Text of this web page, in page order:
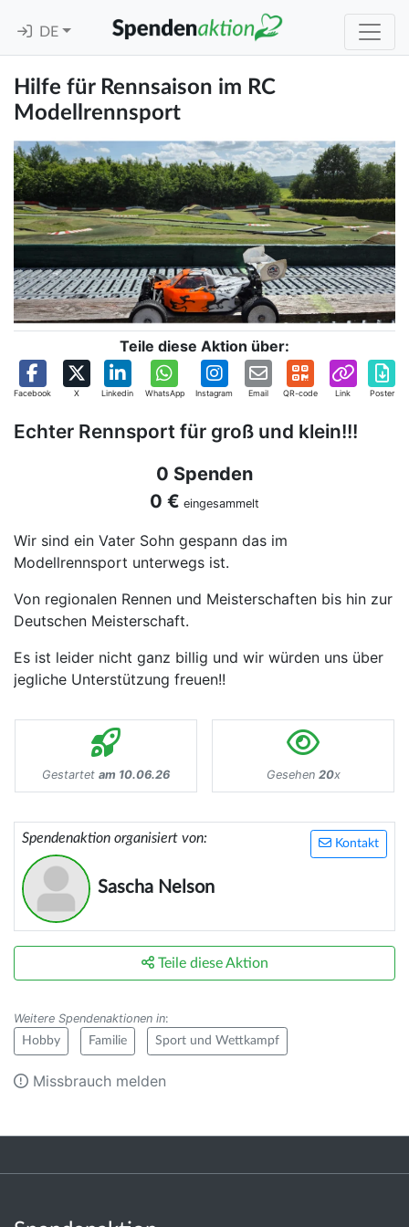
DE
Hilfe für Rennsaison im RC
Modellrennsport
Teile diese Aktion über:
Facebook X Linkedin WhatsApp Instagram Email QR-code Link Poster
Echter Rennsport für groß und klein!!!
0 Spenden
0 € eingesammelt
Wir sind ein Vater Sohn gespann das im
Modellrennsport unterwegs ist.
Von regionalen Rennen und Meisterschaften bis hin zur
Deutschen Meisterschaft.
Es ist leider nicht ganz billig und wir würden uns über
jegliche Unterstützung freuen!!
Gestartet am 10.06.26 Gesehen 20x
Kontakt
Spendenaktion organisiert von:
Sascha Nelson
Teile diese Aktion
Weitere Spendenaktionen in:
Hobby Familie Sport und Wettkampf
Missbrauch melden